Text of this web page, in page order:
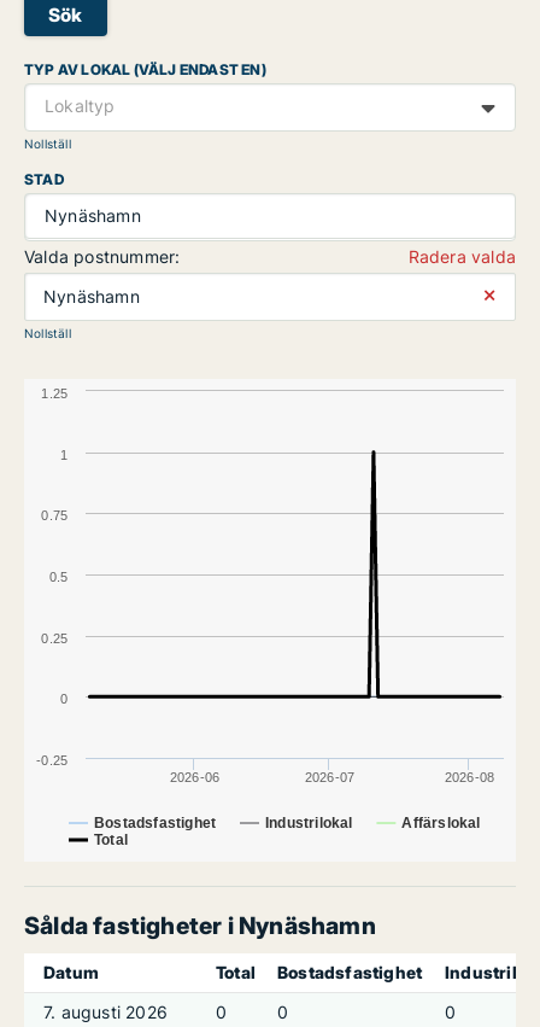
Sök
TYP AV LOKAL (VÄLJ ENDAST EN)
Lokaltyp
Nollställ
STAD
Nynäshamn
Valda postnummer:
Radera valda
Nynäshamn
⨯
Nollställ
Bostadsfastighet Industrilokal
Affärslokal
Total
2026-06 2026-07 2026-08
0
1
-0.25
0.25
0.5
0.75
1.25
Sålda fastigheter i Nynäshamn
Datum Total Bostadsfastighet
7. augusti 2026
0 0
0